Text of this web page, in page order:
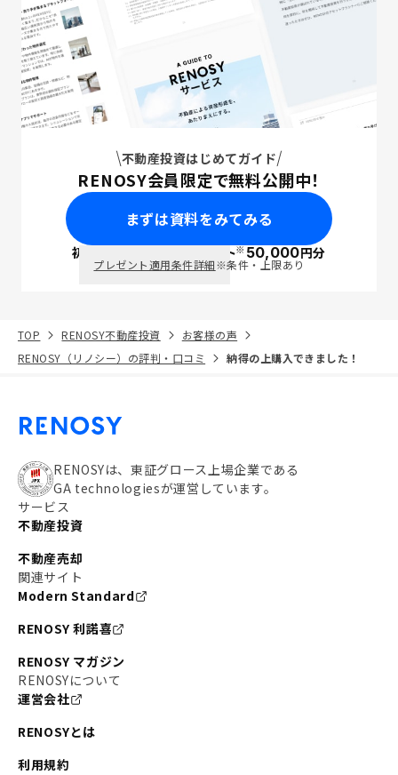
不動産投資はじめてガイド
RENOSY会員限定で無料公開中！
まずは資料をみてみる
初回面談で ポイント※50,000円分
プレゼント適用条件詳細※条件・上限あり
TOP RENOSY不動産投資
お客様の声
RENOSY（リノシー）の評判・口コミ
納得の上購入できました！
RENOSYは、東証グロース上場企業である
GA technologiesが運営しています。
サービス
不動産投資
不動産売却
関連サイト
Modern Standard
RENOSY 利諾喜
RENOSY マガジン
RENOSYについて
運営会社
RENOSYとは
利用規約